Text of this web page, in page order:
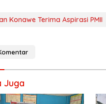
Konawe Terima Aspirasi PMII
Juga